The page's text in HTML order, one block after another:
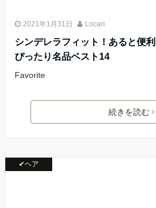
2021年1月31日 Locari
シンデレラフィット！あると便
ぴったり名品ベスト14
Favorite
続きを読む
✔ヘア